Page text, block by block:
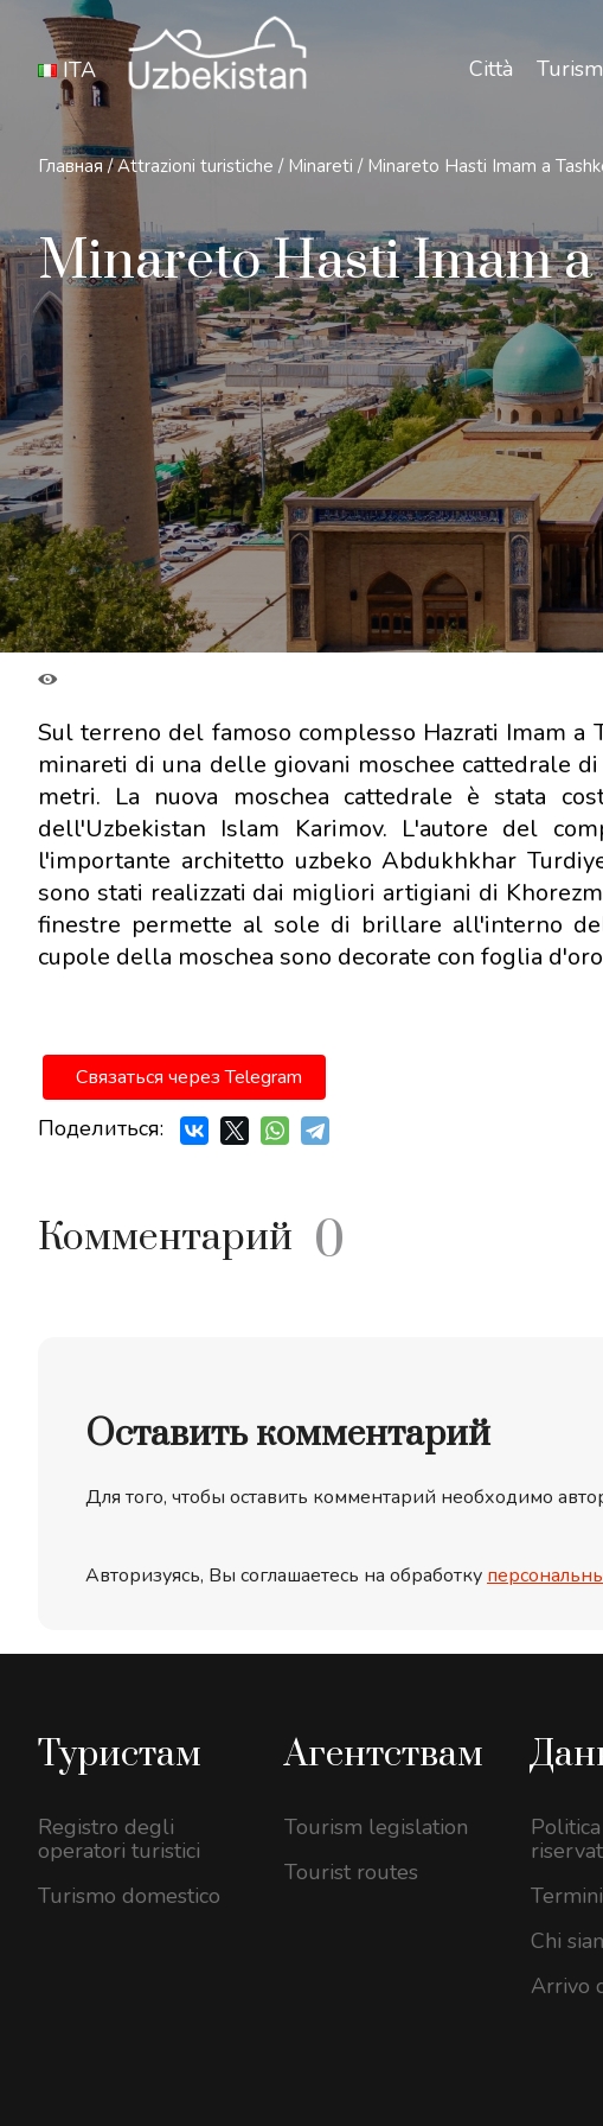
Città
ITA
Главная / Attrazioni turistiche / Minareti / Minareto Hasti Imam a
Minareto Hasti Imam
Sul terreno del famoso complesso Hazrati Imam
minareti di una delle giovani moschee cattedrale
metri. La nuova moschea cattedrale è stata
dell'Uzbekistan Islam Karimov. L'autore del
l'importante architetto uzbeko Abdukhkhar
sono stati realizzati dai migliori artigiani di
finestre permette al sole di brillare all'interno
cupole della moschea sono decorate con foglia
Связаться через Telegram
Поделиться:
Комментарий 0
Оставить комментарий
Для того, чтобы оставить комментарий необходимо
Авторизуясь, Вы соглашаетесь на обработку
Туристам
Registro degli
operatori turistici
Turismo domestico
Агентствам
Tourism legislation
Tourist routes
Chi
Arrivo